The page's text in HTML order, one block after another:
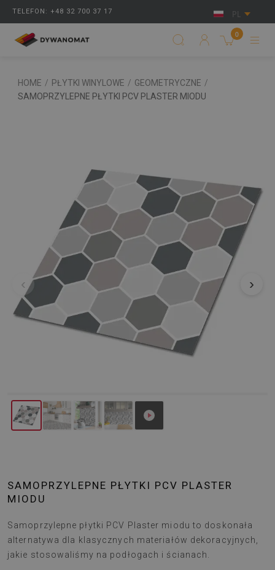
TELEFON: +48 32 700 37 17 PL
0
HOME / PŁYTKI WINYLOWE / GEOMETRYCZNE /
SAMOPRZYLEPNE PŁYTKI PCV PLASTER MIODU
‹ ›
SAMOPRZYLEPNE PŁYTKI PCV PLASTER
MIODU
Samoprzylepne płytki PCV Plaster miodu to doskonała
alternatywa dla klasycznych materiałów dekoracyjnych,
jakie stosowaliśmy na podłogach i ścianach.